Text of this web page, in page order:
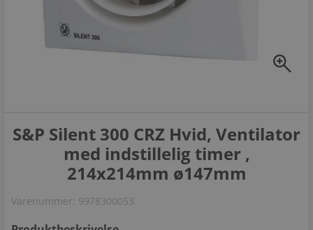
zoom_in
S&P Silent 300 CRZ Hvid, Ventilator
med indstillelig timer ,
214x214mm ø147mm
Varenummer: 9978300053